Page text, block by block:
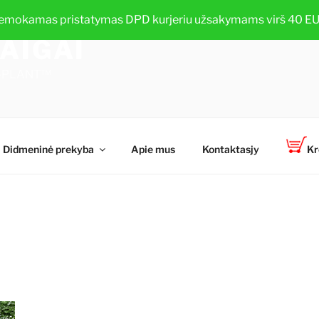
pristatymas DPD kurjeriu užsakymams virš 40
Didmeninė prekyba Apie mus Kontaktasjy